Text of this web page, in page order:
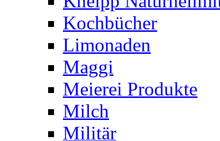
Kochbücher
Limonaden
Maggi
Meierei Produkte
Milch
Militär